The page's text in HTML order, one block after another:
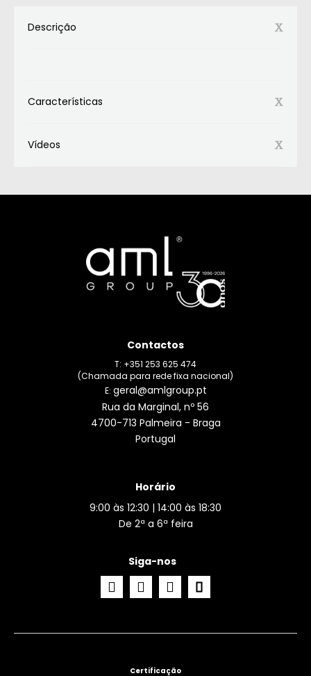
Descrição
Características
Vídeos
Contactos
T: +351 253 625 474
(Chamada para rede fixa nacional)
E: geral@amlgroup.pt
Rua da Marginal, nº 56
4700-713 Palmeira - Braga
Portugal
Horário
9:00 às 12:30 | 14:00 às 18:30
De 2ª a 6ª feira
Siga-nos
Certificação